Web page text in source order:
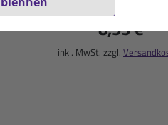
6er-Set
8,95 €
inkl. MwSt. zzgl.